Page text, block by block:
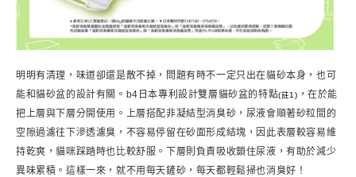
明明有清理，味道卻還是散不掉，問題有時不一定只出在貓砂本身，也可
能和貓砂盆的設計有關。b4日本專利設計雙層貓砂盆的特點(註1) ，在於能
把上層與下層分開使用。上層搭配非凝結型消臭砂，尿液會順著砂粒間的
空隙過濾往下滲透濾臭，不容易停留在砂面形成結塊，因此表層較容易維
持乾爽，貓咪踩踏時也比較舒服。下層則負責吸收鎖住尿液，有助於減少
異味累積。這樣一來，就不用每天鏟砂，每天都輕鬆掃也消臭好！